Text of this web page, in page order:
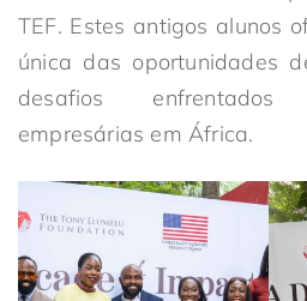
TEF. Estes antigos alunos
única das oportunidades
desafios
empresárias em África.